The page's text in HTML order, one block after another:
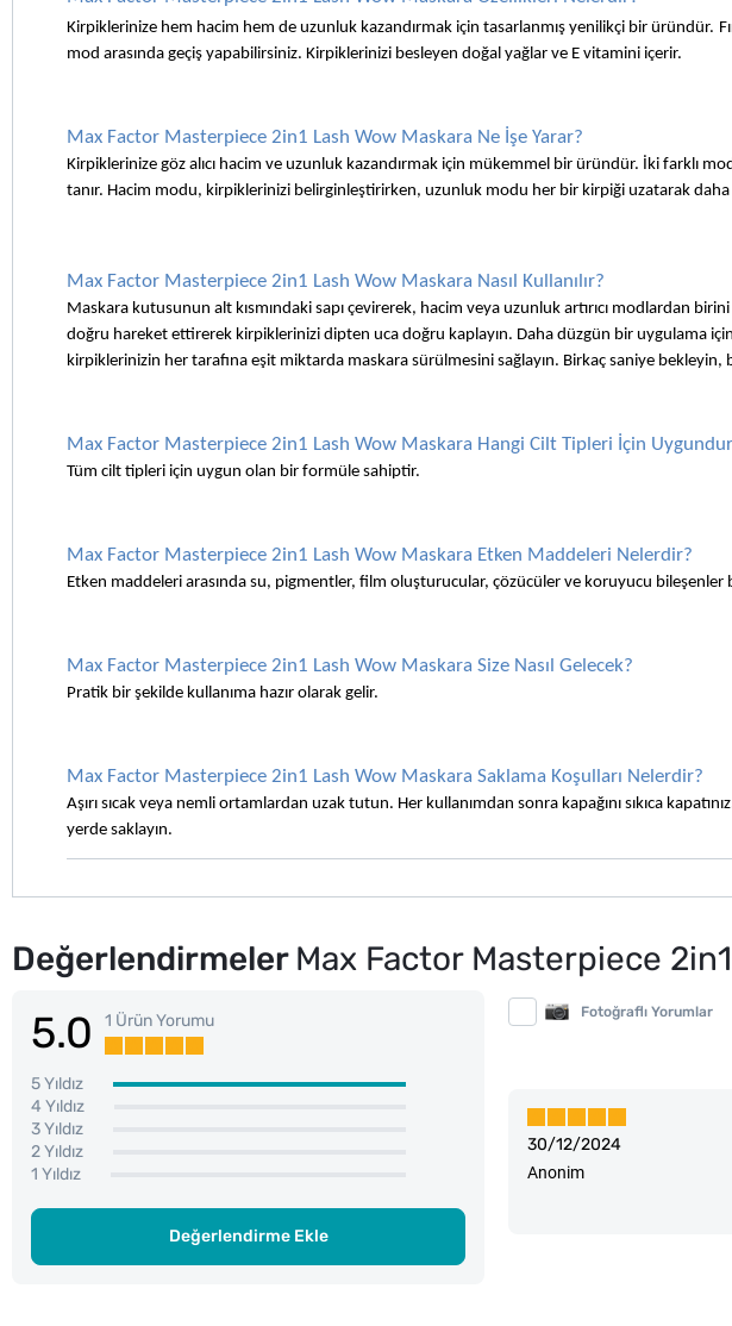
Kirpiklerinize hem hacim hem de uzunluk kazandırmak için tasarlanmış yenilikçi bir üründür.
mod arasında geçiş yapabilirsiniz. Kirpiklerinizi besleyen doğal yağlar ve E vitamini içerir.
Max Factor Masterpiece 2in1 Lash Wow Maskara Ne İşe Yarar?
Kirpiklerinize göz alıcı hacim ve uzunluk kazandırmak için mükemmel bir üründür. İki farklı
tanır. Hacim modu, kirpiklerinizi belirginleştirirken, uzunluk modu her bir kirpiği uzatarak
Max Factor Masterpiece 2in1 Lash Wow Maskara Nasıl Kullanılır?
Maskara kutusunun alt kısmındaki sapı çevirerek, hacim veya uzunluk artırıcı modlardan
doğru hareket ettirerek kirpiklerinizi dipten uca doğru kaplayın. Daha düzgün bir uygulama
kirpiklerinizin her tarafına eşit miktarda maskara sürülmesini sağlayın. Birkaç saniye
Max Factor Masterpiece 2in1 Lash Wow Maskara Hangi Cilt Tipleri İçin
Tüm cilt tipleri için uygun olan bir formüle sahiptir.
Max Factor Masterpiece 2in1 Lash Wow Maskara Etken Maddeleri Nelerdir?
Etken maddeleri arasında su, pigmentler, film oluşturucular, çözücüler ve koruyucu bileşenler
Max Factor Masterpiece 2in1 Lash Wow Maskara Size Nasıl Gelecek?
Pratik bir şekilde kullanıma hazır olarak gelir.
Max Factor Masterpiece 2in1 Lash Wow Maskara Saklama Koşulları Nelerdir?
Aşırı sıcak veya nemli ortamlardan uzak tutun. Her kullanımdan sonra kapağını sıkıca
yerde saklayın.
Değerlendirmeler Max Factor Masterpiece
5.0 1 Ürün Yorumu
5 Yıldız
4 Yıldız
3 Yıldız
2 Yıldız
1 Yıldız
Değerlendirme Ekle
Fotoğraflı Yorumlar
30/12/2024
Anonim